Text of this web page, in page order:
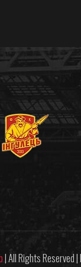
| All Rights Reserved